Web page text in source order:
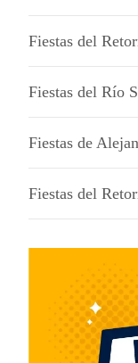
Fiestas del
Fiestas del Río
Fiestas de
Fiestas del